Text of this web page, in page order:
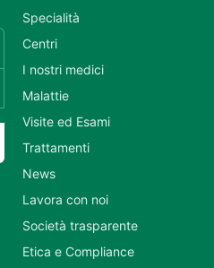
Specialità
Centri
I nostri medici
Malattie
Visite ed Esami
Trattamenti
News
Lavora con noi
Società trasparente
Etica e Compliance